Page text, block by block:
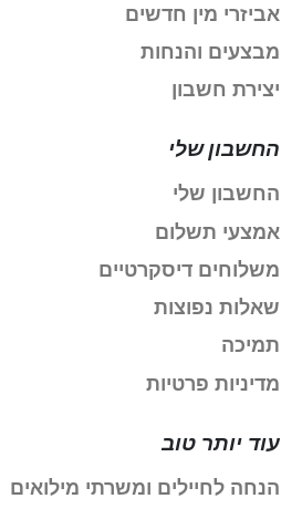
אביזרי מין חדשים
מבצעים והנחות
יצירת חשבון
החשבון שלי
החשבון שלי
אמצעי תשלום
משלוחים דיסקרטיים
שאלות נפוצות
תמיכה
מדיניות פרטיות
עוד יותר טוב
הנחה לחיילים ומשרתי מילואים